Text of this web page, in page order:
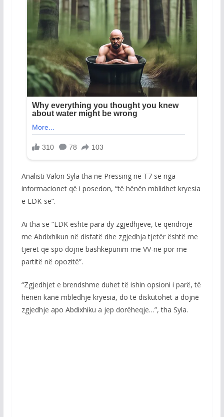
Analisti Valon Syla tha në Pressing në T7 se nga
informacionet që i posedon, “të hënën mblidhet kryesia
e LDK-së”.
Ai tha se “LDK është para dy zgjedhjeve, të qëndrojë
me Abdixhikun në disfatë dhe zgjedhja tjetër është me
tjerët që spo dojnë bashkëpunim me VV-në por me
partitë në opozitë”.
“Zgjedhjet e brendshme duhet të ishin opsioni i parë, të
hënën kanë mbledhje kryesia, do të diskutohet a dojnë
zgjedhje apo Abdixhiku a jep dorëheqje…”, tha Syla.